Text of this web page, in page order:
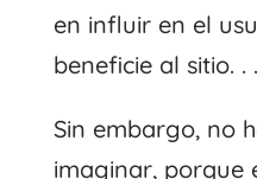
en influir en el
beneficie al sitio. . .
Sin embargo, no
imaginar, porque